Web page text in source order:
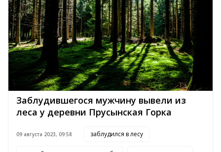
Заблудившегося мужчину вывели из
леса у деревни Прусынская Горка
09 августа 2023, 09:58 заблудился в лесу